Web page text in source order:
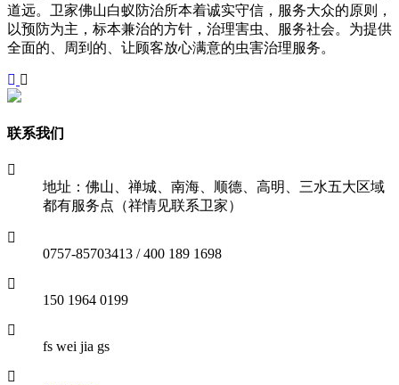
道远。卫家佛山白蚁防治所本着诚实守信，服务大众的原则，
以预防为主，标本兼治的方针，治理害虫、服务社会。为提供
全面的、周到的、让顾客放心满意的虫害治理服务。
联系我们
地址：佛山、禅城、南海、顺德、高明、三水五大区域
都有服务点（祥情见联系卫家）
0757-85703413 / 400 189 1698
150 1964 0199
fs wei jia gs